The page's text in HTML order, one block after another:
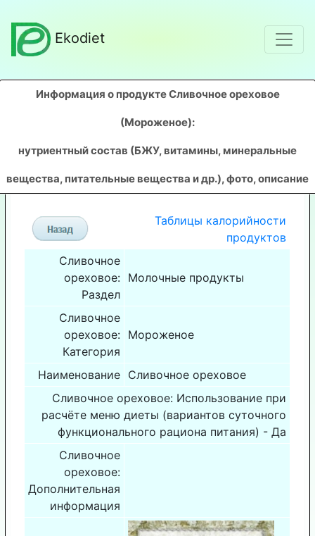
Ekodiet
Информация о продукте Сливочное ореховое
(Мороженое):
нутриентный состав (БЖУ, витамины, минеральные
вещества, питательные вещества и др.), фото, описание
Таблицы калорийности
продуктов
Сливочное
ореховое:
Раздел
Молочные продукты
Сливочное
ореховое:
Категория
Мороженое
Наименование Сливочное ореховое
Сливочное ореховое: Использование при
расчёте меню диеты (вариантов суточного
функционального рациона питания) - Да
Сливочное
ореховое:
Дополнительная
информация